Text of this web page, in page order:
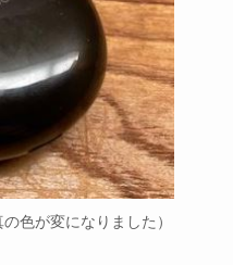
色が変になりました）